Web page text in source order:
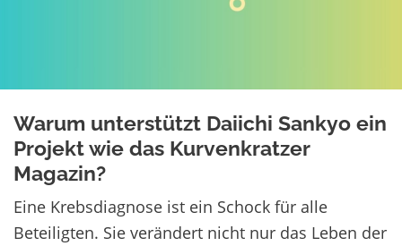
Warum unterstützt Daiichi Sankyo ein
Projekt wie das Kurvenkratzer
Magazin?
Eine Krebsdiagnose ist ein Schock für alle
Beteiligten. Sie verändert nicht nur das Leben der